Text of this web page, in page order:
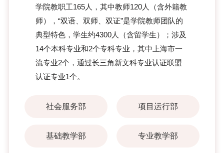
学院教职工165人，其中教师120人（含外籍教
师），“双语、双师、双证”是学院教师团队的
典型特色，学生约4300人（含留学生）；涉及
14个本科专业和2个专科专业，其中上海市一
流专业2个，通过长三角新文科专业认证联盟
认证专业1个。
社会服务部 项目运行部
基础教学部 专业教学部